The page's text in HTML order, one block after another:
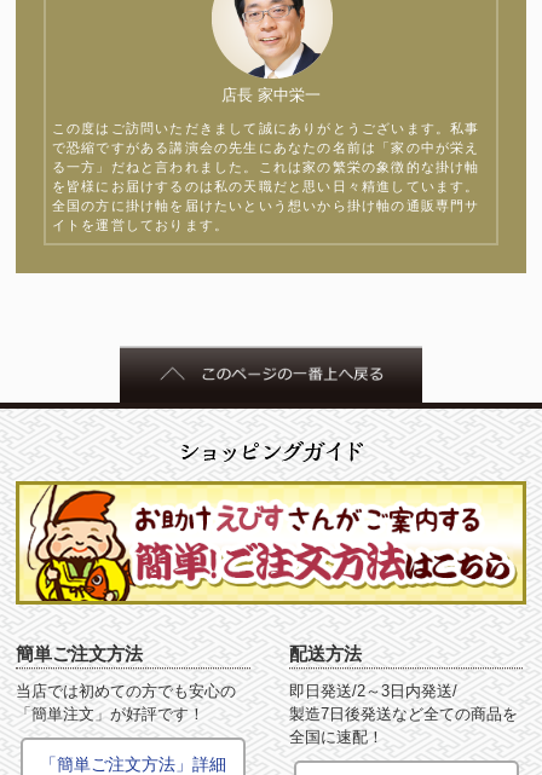
店長 家中栄一
この度はご訪問いただきまして誠にありがとうございます。私事
で恐縮ですがある講演会の先生にあなたの名前は「家の中が栄え
る一方」だねと言われました。これは家の繁栄の象徴的な掛け軸
を皆様にお届けするのは私の天職だと思い日々精進しています。
全国の方に掛け軸を届けたいという想いから掛け軸の通販専門サ
イトを運営しております。
簡単ご注文方法
当店では初めての方でも安心の
「簡単注文」が好評です！
「簡単ご注文方法」詳細
配送方法
即日発送/2～3日内発送/
製造7日後発送など全ての商品を
全国に速配！